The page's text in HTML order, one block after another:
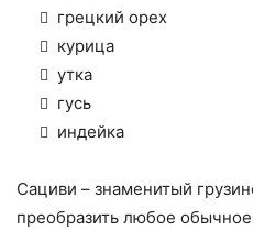
грецкий орех
курица
утка
гусь
индейка
Сациви – знаменитый
преобразить любое